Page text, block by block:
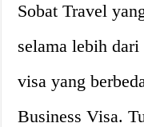
Sobat Travel
selama lebih
visa yang
Business Visa.